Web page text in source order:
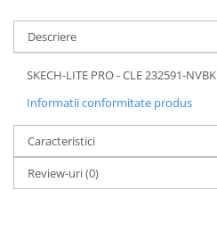
Descriere
SKECH-LITE PRO - CLE 232591-NVBK
Informatii conformitate produs
Caracteristici
Review-uri(0)